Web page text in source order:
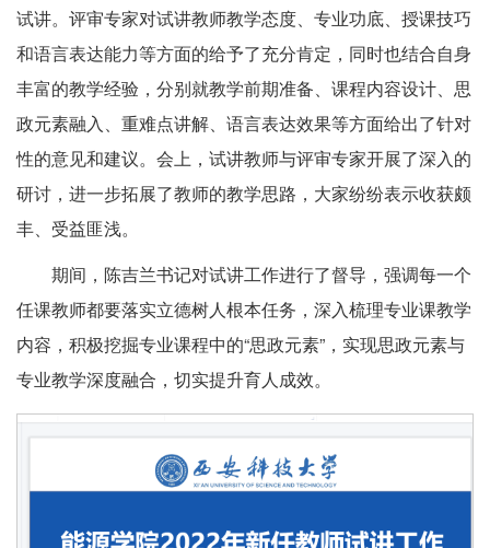
试讲。评审专家对试讲教师教学态度、专业功底、授课技巧
和语言表达能力等方面的给予了充分肯定，同时也结合自身
丰富的教学经验，分别就教学前期准备、课程内容设计、思
政元素融入、重难点讲解、语言表达效果等方面给出了针对
性的意见和建议。会上，试讲教师与评审专家开展了深入的
研讨，进一步拓展了教师的教学思路，大家纷纷表示收获颇
丰、受益匪浅。
期间，陈吉兰书记对试讲工作进行了督导，强调每一个
任课教师都要落实立德树人根本任务，深入梳理专业课教学
内容，积极挖掘专业课程中的“思政元素”，实现思政元素与
专业教学深度融合，切实提升育人成效。